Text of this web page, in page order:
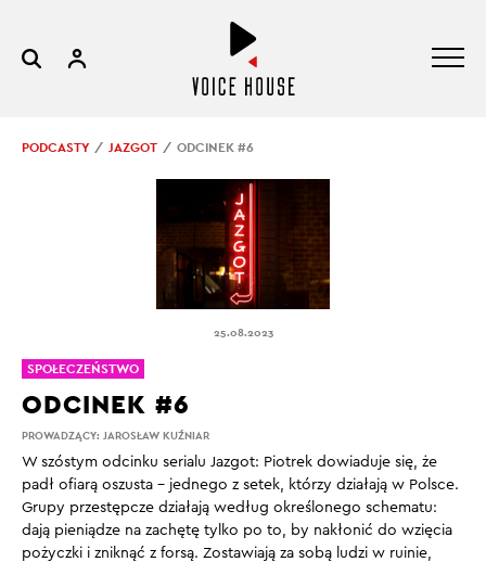
PODCASTY JAZGOT ODCINEK #6
25.08.2023
PROWADZĄCY: JAROSŁAW KUŹNIAR
ODCINEK #6
W szóstym odcinku serialu Jazgot: Piotrek dowiaduje się, że
padł ofiarą oszusta – jednego z setek, którzy działają w Polsce.
Grupy przestępcze działają według określonego schematu:
dają pieniądze na zachętę tylko po to, by nakłonić do wzięcia
pożyczki i zniknąć z forsą. Zostawiają za sobą ludzi w ruinie,
SPOŁECZEŃSTWO